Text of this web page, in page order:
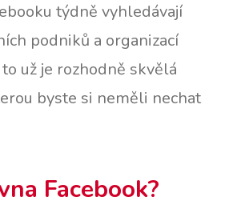
týdně vyhledávají
podniků a organizací
už je rozhodně skvělá
byste si neměli nechat
Facebook?